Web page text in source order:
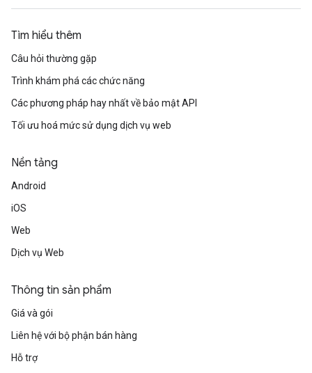
Tìm hiểu thêm
Câu hỏi thường gặp
Trình khám phá các chức năng
Các phương pháp hay nhất về bảo mật API
Tối ưu hoá mức sử dụng dịch vụ web
Nền tảng
Android
iOS
Web
Dịch vụ Web
Thông tin sản phẩm
Giá và gói
Liên hệ với bộ phận bán hàng
Hỗ trợ